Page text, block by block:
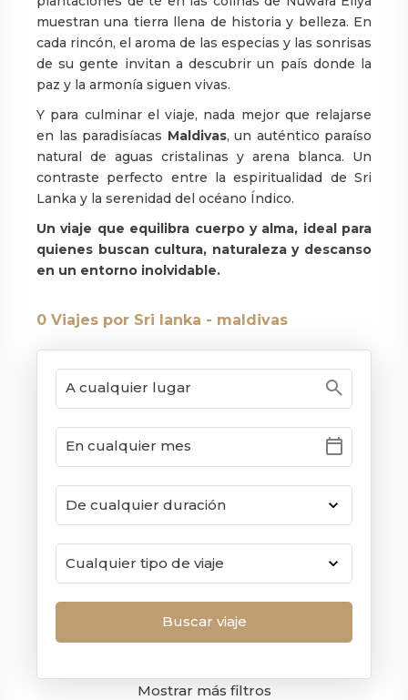
muestran una tierra llena de historia y belleza. En
cada rincón, el aroma de las especias y las sonrisas
de su gente invitan a descubrir un país donde la
paz y la armonía siguen vivas.
Y para culminar el viaje, nada mejor que relajarse
en las paradisíacas Maldivas, un auténtico paraíso
natural de aguas cristalinas y arena blanca. Un
contraste perfecto entre la espiritualidad de Sri
Lanka y la serenidad del océano Índico.
Un viaje que equilibra cuerpo y alma, ideal para
quienes buscan cultura, naturaleza y descanso
en un entorno inolvidable.
0 Viajes por Sri lanka - maldivas
search
calendar_today
Mostrar más filtros